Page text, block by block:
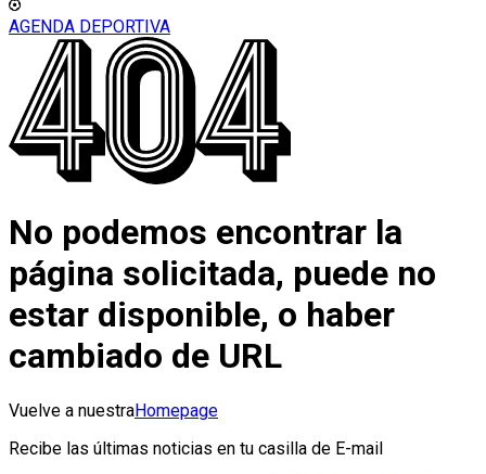
AGENDA DEPORTIVA
No podemos encontrar la
página solicitada, puede no
estar disponible, o haber
cambiado de URL
Vuelve a nuestraHomepage
Recibe las últimas noticias en tu casilla de E-mail